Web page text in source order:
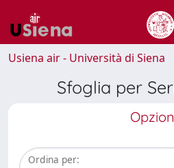
Usiena air - Università di Siena
Sfoglia per
Ordina per: